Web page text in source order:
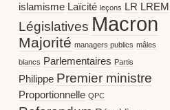
islamisme Laïcité leçons LR LREM
Législatives Macron
Majorité managers publics mâles
blancs Parlementaires Partis
Philippe Premier ministre
Proportionnelle QPC